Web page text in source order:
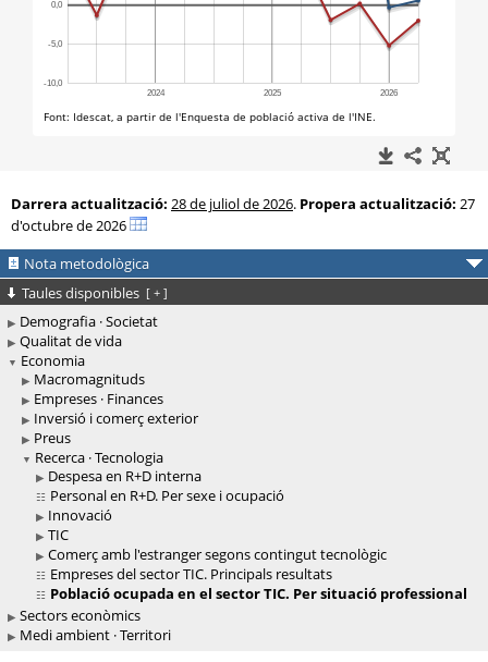
Darrera actualització: 28 de juliol de 2026. Propera actualització: 27
d'octubre de 2026
Nota metodològica
Taules disponibles [ + ]
Demografia · Societat
Qualitat de vida
Economia
Macromagnituds
Empreses · Finances
Inversió i comerç exterior
Preus
Recerca · Tecnologia
Despesa en R+D interna
Personal en R+D. Per sexe i ocupació
Innovació
TIC
Comerç amb l'estranger segons contingut tecnològic
Empreses del sector TIC. Principals resultats
Població ocupada en el sector TIC. Per situació professional
Sectors econòmics
Medi ambient · Territori